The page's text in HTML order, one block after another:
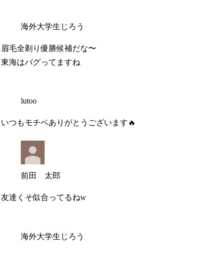
海外大学生じろう
眉毛全剃り優勝候補だな〜
東海はバグってますね
lutoo
いつもモチベありがとうございます🔥
前田 太郎
友達くそ似合ってるねw
海外大学生じろう